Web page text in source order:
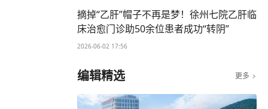
摘掉“乙肝”帽子不再是梦！徐州七院乙肝临
床治愈门诊助50余位患者成功“转阴”
2026-06-02 17:56
编辑精选 更多 